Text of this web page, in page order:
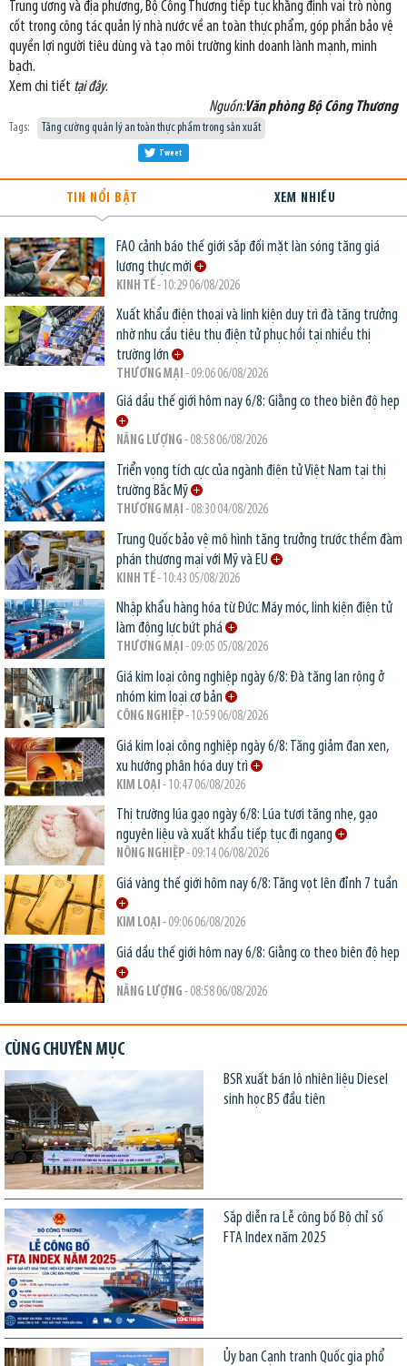
Trung ương và địa phương, Bộ Công Thương tiếp tục khẳng định vai trò nòng
cốt trong công tác quản lý nhà nước về an toàn thực phẩm, góp phần bảo vệ
quyền lợi người tiêu dùng và tạo môi trường kinh doanh lành mạnh, minh
bạch.
Xem chi tiết tại đây.
Nguồn:Văn phòng Bộ Công Thương
Tags: Tăng cường quản lý an toàn thực phẩm trong sản xuất
Tweet
TIN NỔI BẬT XEM NHIỀU
FAO cảnh báo thế giới sắp đối mặt làn sóng tăng giá
lương thực mới
KINH TẾ- 10:29 06/08/2026
Xuất khẩu điện thoại và linh kiện duy trì đà tăng trưởng
nhờ nhu cầu tiêu thụ điện tử phục hồi tại nhiều thị
trường lớn
THƯƠNG MẠI - 09:06 06/08/2026
Giá dầu thế giới hôm nay 6/8: Giằng co theo biên độ hẹp
NĂNG LƯỢNG - 08:58 06/08/2026
Triển vọng tích cực của ngành điện tử Việt Nam tại thị
trường Bắc Mỹ
THƯƠNG MẠI - 08:30 04/08/2026
Trung Quốc bảo vệ mô hình tăng trưởng trước thềm đàm
phán thương mại với Mỹ và EU
KINH TẾ- 10:43 05/08/2026
Nhập khẩu hàng hóa từ Đức: Máy móc, linh kiện điện tử
làm động lực bứt phá
THƯƠNG MẠI - 09:05 05/08/2026
Giá kim loại công nghiệp ngày 6/8: Đà tăng lan rộng ở
nhóm kim loại cơ bản
CÔNG NGHIỆP- 10:59 06/08/2026
Giá kim loại công nghiệp ngày 6/8: Tăng giảm đan xen,
xu hướng phân hóa duy trì
KIM LOẠI - 10:47 06/08/2026
Thị trường lúa gạo ngày 6/8: Lúa tươi tăng nhẹ, gạo
nguyên liệu và xuất khẩu tiếp tục đi ngang
NÔNG NGHIỆP- 09:14 06/08/2026
Giá vàng thế giới hôm nay 6/8: Tăng vọt lên đỉnh 7 tuần
KIM LOẠI - 09:06 06/08/2026
Giá dầu thế giới hôm nay 6/8: Giằng co theo biên độ hẹp
NĂNG LƯỢNG - 08:58 06/08/2026
CÙNG CHUYÊN MỤC
BSR xuất bán lô nhiên liệu Diesel
sinh học B5 đầu tiên
Sắp diễn ra Lễ công bố Bộ chỉ số
FTA Index năm 2025
Ủy ban Cạnh tranh Quốc gia phổ